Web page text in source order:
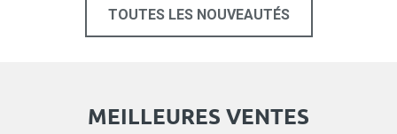
TOUTES LES NOUVEAUTÉS
MEILLEURES VENTES